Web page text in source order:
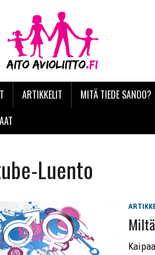
ARTIKKELIT MITÄ TIEDE SANOO?
Luento